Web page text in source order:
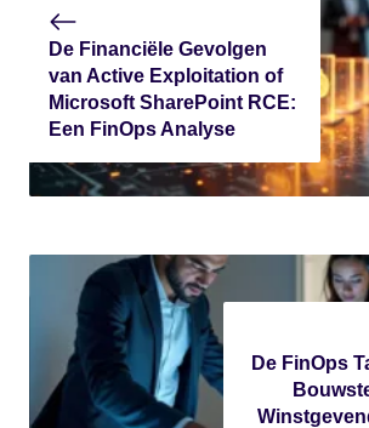
De Financiële Gevolgen
van Active Exploitation of
Microsoft SharePoint RCE:
Een FinOps Analyse
De FinOps